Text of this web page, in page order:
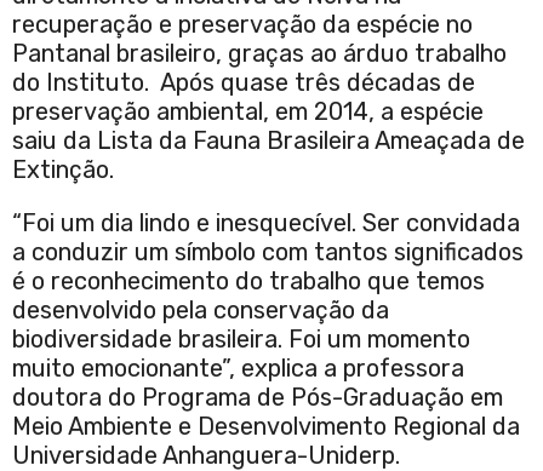
recuperação e preservação da espécie no
Pantanal brasileiro, graças ao árduo trabalho
do Instituto. Após quase três décadas de
preservação ambiental, em 2014, a espécie
saiu da Lista da Fauna Brasileira Ameaçada de
Extinção.
“Foi um dia lindo e inesquecível. Ser convidada
a conduzir um símbolo com tantos significados
é o reconhecimento do trabalho que temos
desenvolvido pela conservação da
biodiversidade brasileira. Foi um momento
muito emocionante”, explica a professora
doutora do Programa de Pós-Graduação em
Meio Ambiente e Desenvolvimento Regional da
Universidade Anhanguera-Uniderp.